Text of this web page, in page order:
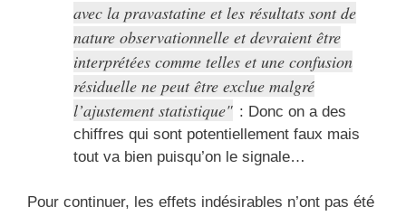
avec la pravastatine et les résultats sont de
nature observationnelle et devraient être
interprétées comme telles et une confusion
résiduelle ne peut être exclue malgré
l’ajustement statistique
: Donc on a des
chiffres qui sont potentiellement faux mais
tout va bien puisqu’on le signale…
Pour continuer, les effets indésirables n’ont pas été